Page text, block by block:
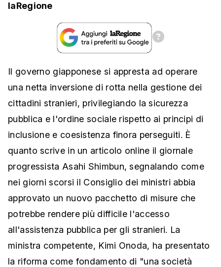
laRegione
Il governo giapponese si appresta ad operare
una netta inversione di rotta nella gestione dei
cittadini stranieri, privilegiando la sicurezza
pubblica e l'ordine sociale rispetto ai principi di
inclusione e coesistenza finora perseguiti. È
quanto scrive in un articolo online il giornale
progressista Asahi Shimbun, segnalando come
nei giorni scorsi il Consiglio dei ministri abbia
approvato un nuovo pacchetto di misure che
potrebbe rendere più difficile l'accesso
all'assistenza pubblica per gli stranieri. La
ministra competente, Kimi Onoda, ha presentato
la riforma come fondamento di "una società